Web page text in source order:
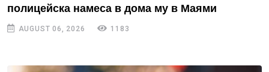
полицейска намеса в дома му в Маями
AUGUST 06, 2026 1183